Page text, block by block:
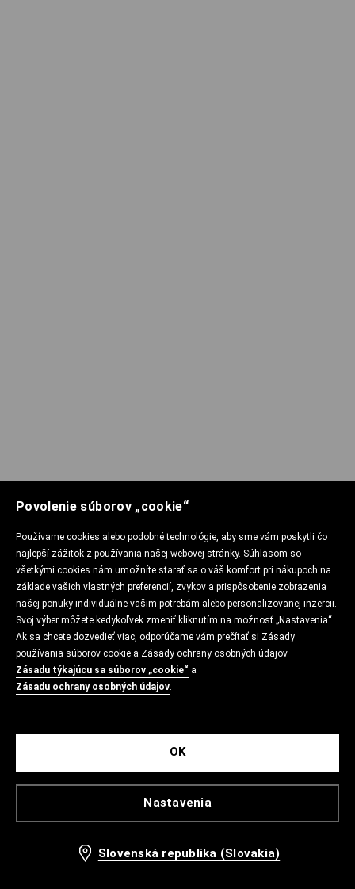
Povolenie súborov „cookie“
Používame cookies alebo podobné technológie, aby sme vám poskytli čo
najlepší zážitok z používania našej webovej stránky. Súhlasom so
všetkými cookies nám umožníte starať sa o váš komfort pri nákupoch na
základe vašich vlastných preferencií, zvykov a prispôsobenie zobrazenia
našej ponuky individuálne vašim potrebám alebo personalizovanej inzercii.
Svoj výber môžete kedykoľvek zmeniť kliknutím na možnosť „Nastavenia“.
Ak sa chcete dozvedieť viac, odporúčame vám prečítať si Zásady
používania súborov cookie a Zásady ochrany osobných údajov
Zásadu týkajúcu sa súborov „cookie“ a
Zásadu ochrany osobných údajov.
Nastavenia
OK
Slovenská republika (Slovakia)